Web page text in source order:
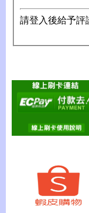
請登入後給予評